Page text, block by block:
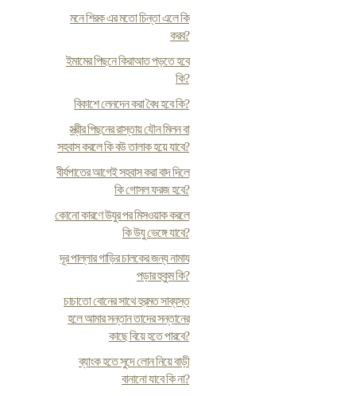
মনে শিরক এর মতো চিন্তা এলে কি
করব?
ইমামের পিছনে কিরাআত পড়তে হবে
কি?
বিকাশে লেনদেন করা বৈধ হবে কি?
স্ত্রীর পিছনের রাস্তায় যৌন মিলন বা
সহবাস করলে কি বউ তালাক হয়ে যাবে?
বীর্যপাতের আগেই সহবাস করা বাদ দিলে
কি গোসল ফরজ হবে?
কোনো কারণে উযুর পর মিসওয়াক করলে
কি উযু ভেঙ্গে যাবে?
দূর পাল্লার গাড়ির চালকের জন্য নামায
পড়ার হুকুম কি?
চাচাতো বোনের সাথে হুরমত সাব্যস্ত
হলে আমার সন্তান তাদের সন্তানের
কাছে বিয়ে হতে পারবে?
ব্যাংক হতে সুদে লোন নিয়ে বাড়ী
বানানো যাবে কি না?